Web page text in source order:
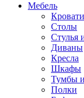
Мебель
Кровати
Столы
Стулья
Диваны
Кресла
Шкафы
Тумбы
Полки